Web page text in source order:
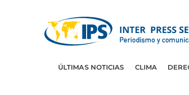
ÚLTIMAS NOTICIAS CLIMA